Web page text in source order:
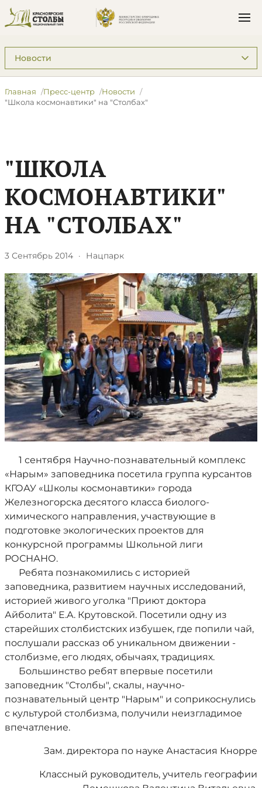
Подразделы: Пресс-центр
Главная Пресс-центр
Новости
"Школа космонавтики" на "Столбах"
"ШКОЛА
КОСМОНАВТИКИ"
НА "СТОЛБАХ"
3 Сентябрь 2014 · Нацпарк
1 сентября Научно-познавательный комплекс
«Нарым» заповедника посетила группа курсантов
КГОАУ «Школы космонавтики» города
Железногорска десятого класса биолого-
химического направления, участвующие в
подготовке экологических проектов для
конкурсной программы Школьной лиги
РОСНАНО.
Ребята познакомились с историей
заповедника, развитием научных исследований,
историей живого уголка "Приют доктора
Айболита" Е.А. Крутовской. Посетили одну из
старейших столбистских избушек, где попили чай,
послушали рассказ об уникальном движении -
столбизме, его людях, обычаях, традициях.
Большинство ребят впервые посетили
заповедник "Столбы", скалы, научно-
познавательный центр "Нарым" и соприкоснулись
с культурой столбизма, получили неизгладимое
впечатление.
Зам. директора по науке Анастасия Кнорре
Классный руководитель, учитель географии